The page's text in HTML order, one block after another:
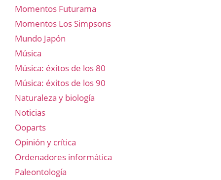
Momentos Futurama
Momentos Los Simpsons
Mundo Japón
Música
Música: éxitos de los 80
Música: éxitos de los 90
Naturaleza y biología
Noticias
Ooparts
Opinión y crítica
Ordenadores informática
Paleontología